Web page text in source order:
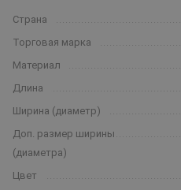
Страна
Торговая марка
Материал
Длина
Ширина (диаметр)
Доп. размер ширины
(диаметра)
Цвет